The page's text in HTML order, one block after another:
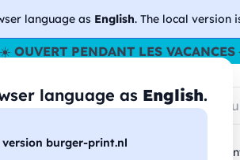
language as English. The local version
language as English.
version burger-print.nl
☀️ OUVERT PENDANT LES VACANCES
🔎 Recherchez parmi les
Homme Femme